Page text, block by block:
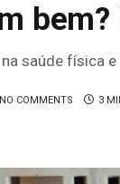
saúde física
NO COMMENTS 3